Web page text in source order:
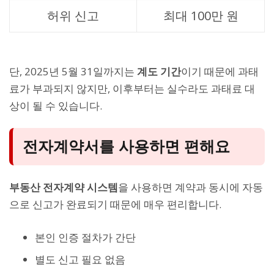
허위 신고
최대 100만 원
단, 2025년 5월 31일까지는 계도 기간이기 때문에 과태
료가 부과되지 않지만, 이후부터는 실수라도 과태료 대
상이 될 수 있습니다.
전자계약서를 사용하면 편해요
부동산 전자계약 시스템을 사용하면 계약과 동시에 자동
으로 신고가 완료되기 때문에 매우 편리합니다.
본인 인증 절차가 간단
별도 신고 필요 없음